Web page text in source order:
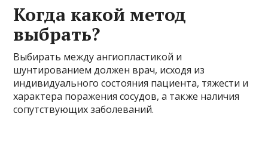
Когда какой метод
выбрать?
Выбирать между ангиопластикой и
шунтированием должен врач, исходя из
индивидуального состояния пациента, тяжести и
характера поражения сосудов, а также наличия
сопутствующих заболеваний.